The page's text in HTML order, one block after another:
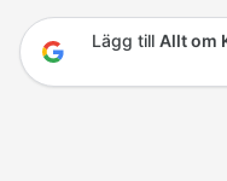
Lägg till Allt om